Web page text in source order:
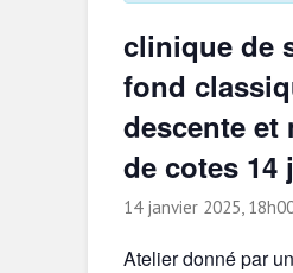
clinique de
fond
descente et
de cotes 14
14 janvier 2025,
Atelier donné par